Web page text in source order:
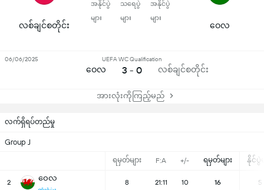
လက်ရှိရပ်တည်မှု
Group J
ရမှတ်များ F:A +/- ရမှတ်များ နိုင်ပွဲမ
2 ဝေလ 8 21:11 10 16 5
လစ်ချင်စတိုင်း
အနိုင်ပွဲ
များ
သရေပွဲ
များ
အနိုင်ပွဲ
များ
ဝေလ
ဝေလ
UEFA WC Qualification
3 - 0 လစ်ချင်စတိုင်း
06/06/2025
အားလုံးကိုကြည့်မည်